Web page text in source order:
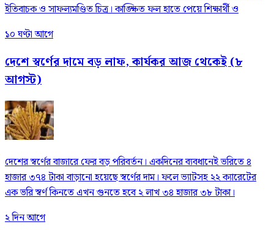
ইতিবাচক ও সাফল্যমণ্ডিত চিত্র। কাঙ্ক্ষিত ফল হাতে পেয়ে শিক্ষার্থী ও
১০ ঘণ্টা আগে
দেশে স্বর্ণের দামে বড় লাফ, কার্যকর আজ থেকেই (৮
আগস্ট)
দেশের স্বর্ণের বাজারে ফের বড় পরিবর্তন। একদিনের ব্যবধানেই ভরিতে ৪
হাজার ৩৭৪ টাকা বাড়ানো হয়েছে স্বর্ণের দাম। ফলে ভ্যাটসহ ২২ ক্যারেটের
এক ভরি স্বর্ণ কিনতে এখন গুনতে হবে ২ লাখ ৩৪ হাজার ৩৮ টাকা।
২ দিন আগে